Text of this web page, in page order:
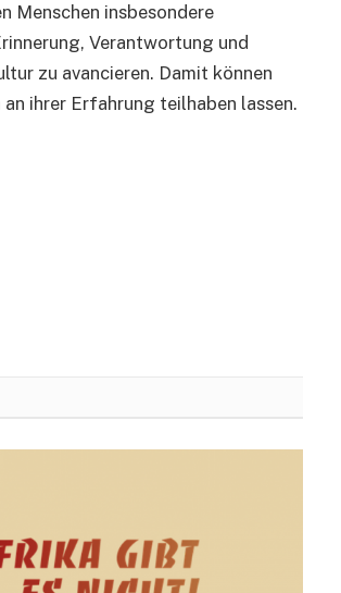
Menschen insbesondere
Verantwortung und
zu avancieren. Damit können
ihrer Erfahrung teilhaben lassen.